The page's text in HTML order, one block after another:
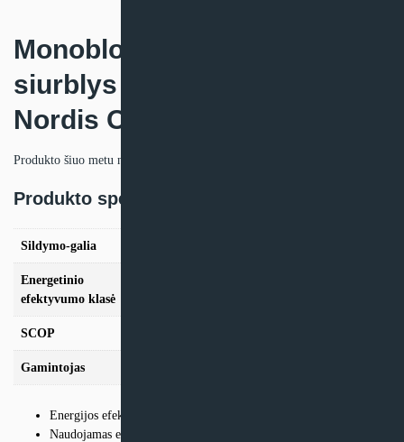
Monoblokinis šilumos
siurblys oras – vanduo
Nordis OPTIMUS PRO MONO
Produkto šiuo metu neturime.
Produkto specifikacija:
Sildymo-galia
Energetinio
efektyvumo klasė
SCOP
Gamintojas
Energijos efektyvumo klasė A+++
Naudojamas ekologiškas šaldymo agentas R32